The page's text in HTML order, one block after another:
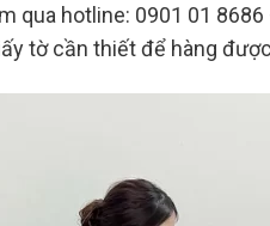
qua hotline: 0901 01
tờ cần thiết để hàng